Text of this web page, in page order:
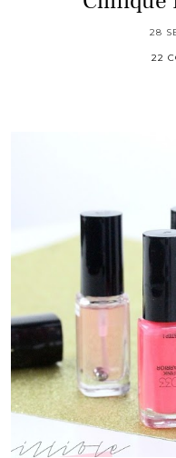
28
22